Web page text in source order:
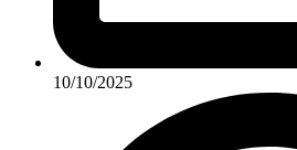
10/10/2025